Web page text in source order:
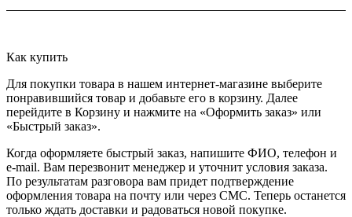
Как купить
Для покупки товара в нашем интернет-магазине выберите
понравившийся товар и добавьте его в корзину. Далее
перейдите в Корзину и нажмите на «Оформить заказ» или
«Быстрый заказ».
Когда оформляете быстрый заказ, напишите ФИО, телефон и
e-mail. Вам перезвонит менеджер и уточнит условия заказа.
По результатам разговора вам придет подтверждение
оформления товара на почту или через СМС. Теперь останется
только ждать доставки и радоваться новой покупке.